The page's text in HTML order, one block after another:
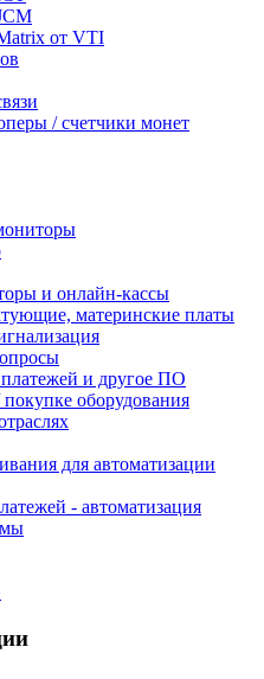
от VTI
/ счетчики монет
и онлайн-кассы
материнские платы
и другое ПО
оборудования
для автоматизации
- автоматизация